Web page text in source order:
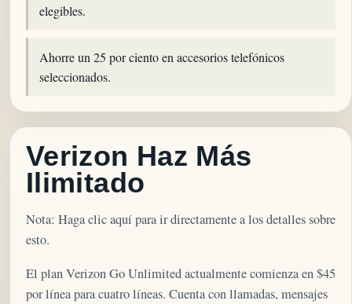
elegibles.
Ahorre un 25 por ciento en accesorios telefónicos
seleccionados.
Verizon Haz Más
Ilimitado
Nota: Haga clic aquí para ir directamente a los detalles sobre
esto.
El plan Verizon Go Unlimited actualmente comienza en $45
por línea para cuatro líneas. Cuenta con llamadas, mensajes